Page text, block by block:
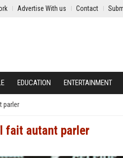
Advertise With us Contact
EDUCATION ENTERTAINMENT
parler
fait autant parler